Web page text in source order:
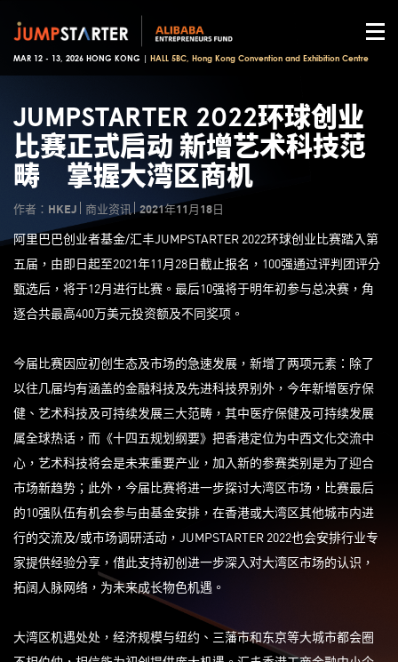
MAR 12 - 13, 2026 HONG KONG | HALL 5BC, Hong Kong Convention and Exhibition Centre
​JUMPSTARTER 2022环球创业
比赛正式启动 新增艺术科技范
畴 掌握大湾区商机
作者：HKEJ 商业资讯 2021年11月18日
阿里巴巴创业者基金/汇丰JUMPSTARTER 2022环球创业比赛踏入第
五届，由即日起至2021年11月28日截止报名，100强通过评判团评分
甄选后，将于12月进行比赛。最后10强将于明年初参与总决赛，角
逐合共最高400万美元投资额及不同奖项。
今届比赛因应初创生态及市场的急速发展，新增了两项元素：除了
以往几届均有涵盖的金融科技及先进科技界别外，今年新增医疗保
健、艺术科技及可持续发展三大范畴，其中医疗保健及可持续发展
属全球热话，而《十四五规划纲要》把香港定位为中西文化交流中
心，艺术科技将会是未来重要产业，加入新的参赛类别是为了迎合
市场新趋势；此外，今届比赛将进一步探讨大湾区市场，比赛最后
的10强队伍有机会参与由基金安排，在香港或大湾区其他城市内进
行的交流及/或市场调研活动，JUMPSTARTER 2022也会安排行业专
家提供经验分享，借此支持初创进一步深入对大湾区市场的认识，
拓阔人脉网络，为未来成长物色机遇。
大湾区机遇处处，经济规模与纽约、三藩市和东京等大城市都会圈